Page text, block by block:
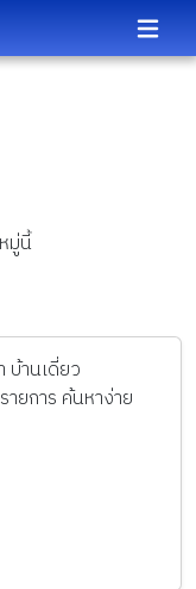
มู่นี้
บ้านเดี่ยว
ยการ ค้นหาง่าย